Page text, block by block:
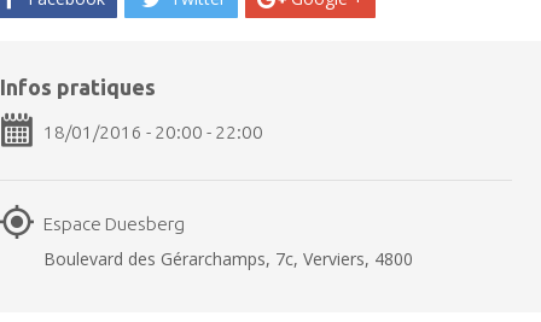
Infos pratiques
18/01/2016 - 20:00 - 22:00
Espace Duesberg
Boulevard des Gérarchamps, 7c, Verviers, 4800